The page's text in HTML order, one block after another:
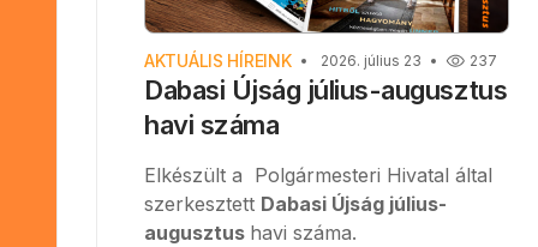
AKTUÁLIS HÍREINK 2026. július 23 237
Dabasi Újság július-augusztus
havi száma
Elkészült a Polgármesteri Hivatal által
szerkesztett Dabasi Újság július-
augusztus havi száma.